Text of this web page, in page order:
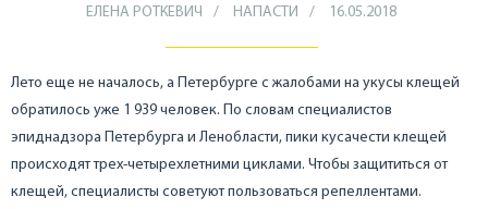
ЕЛЕНА РОТКЕВИЧ НАПАСТИ 16.05.2018
Лето еще не началось, а Петербурге с жалобами на укусы клещей
обратилось уже 1 939 человек. По словам специалистов
эпиднадзора Петербурга и Ленобласти, пики кусачести клещей
происходят трех-четырехлетними циклами. Чтобы защититься от
клещей, специалисты советуют пользоваться репеллентами.